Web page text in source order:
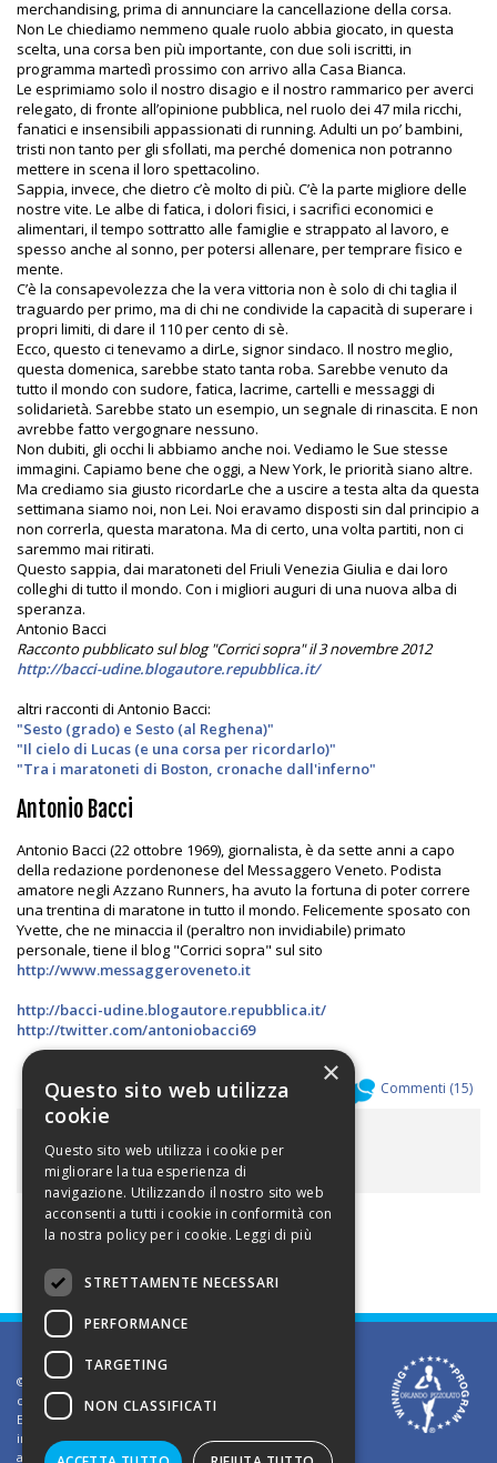
merchandising, prima di annunciare la cancellazione della corsa.
Non Le chiediamo nemmeno quale ruolo abbia giocato, in questa
scelta, una corsa ben più importante, con due soli iscritti, in
programma martedì prossimo con arrivo alla Casa Bianca.
Le esprimiamo solo il nostro disagio e il nostro rammarico per averci
relegato, di fronte all’opinione pubblica, nel ruolo dei 47 mila ricchi,
fanatici e insensibili appassionati di running. Adulti un po’ bambini,
tristi non tanto per gli sfollati, ma perché domenica non potranno
mettere in scena il loro spettacolino.
Sappia, invece, che dietro c’è molto di più. C’è la parte migliore delle
nostre vite. Le albe di fatica, i dolori fisici, i sacrifici economici e
alimentari, il tempo sottratto alle famiglie e strappato al lavoro, e
spesso anche al sonno, per potersi allenare, per temprare fisico e
mente.
C’è la consapevolezza che la vera vittoria non è solo di chi taglia il
traguardo per primo, ma di chi ne condivide la capacità di superare i
propri limiti, di dare il 110 per cento di sè.
Ecco, questo ci tenevamo a dirLe, signor sindaco. Il nostro meglio,
questa domenica, sarebbe stato tanta roba. Sarebbe venuto da
tutto il mondo con sudore, fatica, lacrime, cartelli e messaggi di
solidarietà. Sarebbe stato un esempio, un segnale di rinascita. E non
avrebbe fatto vergognare nessuno.
Non dubiti, gli occhi li abbiamo anche noi. Vediamo le Sue stesse
immagini. Capiamo bene che oggi, a New York, le priorità siano altre.
Ma crediamo sia giusto ricordarLe che a uscire a testa alta da questa
settimana siamo noi, non Lei. Noi eravamo disposti sin dal principio a
non correrla, questa maratona. Ma di certo, una volta partiti, non ci
saremmo mai ritirati.
Questo sappia, dai maratoneti del Friuli Venezia Giulia e dai loro
colleghi di tutto il mondo. Con i migliori auguri di una nuova alba di
speranza.
Antonio Bacci
Racconto pubblicato sul blog "Corrici sopra" il 3 novembre 2012
http://bacci-udine.blogautore.repubblica.it/
altri racconti di Antonio Bacci:
"Sesto (grado) e Sesto (al Reghena)"
"Il cielo di Lucas (e una corsa per ricordarlo)"
"Tra i maratoneti di Boston, cronache dall'inferno"
Antonio Bacci
Antonio Bacci (22 ottobre 1969), giornalista, è da sette anni a capo
della redazione pordenonese del Messaggero Veneto. Podista
amatore negli Azzano Runners, ha avuto la fortuna di poter correre
una trentina di maratone in tutto il mondo. Felicemente sposato con
Yvette, che ne minaccia il (peraltro non invidiabile) primato
personale, tiene il blog "Corrici sopra" sul sito
http://www.messaggeroveneto.it
http://bacci-udine.blogautore.repubblica.it/
http://twitter.com/antoniobacci69
Allegati ( Commenti (15)
ALLEGATI
©2002 Informativa sui diritti d'autore. Le informazioni
contenute in questo sito sono solo per uso privato.
E' vietato riprodurre o divulgare in qualsiasi forma le
informazioni contenute in questo sito, salvo previa
autorizzazione di Orlando Pizzolato
×
Questo sito web utilizza
cookie
Questo sito web utilizza i cookie per
migliorare la tua esperienza di
navigazione. Utilizzando il nostro sito web
acconsenti a tutti i cookie in conformità con
la nostra policy per i cookie. Leggi di più
STRETTAMENTE NECESSARI
PERFORMANCE
TARGETING
NON CLASSIFICATI